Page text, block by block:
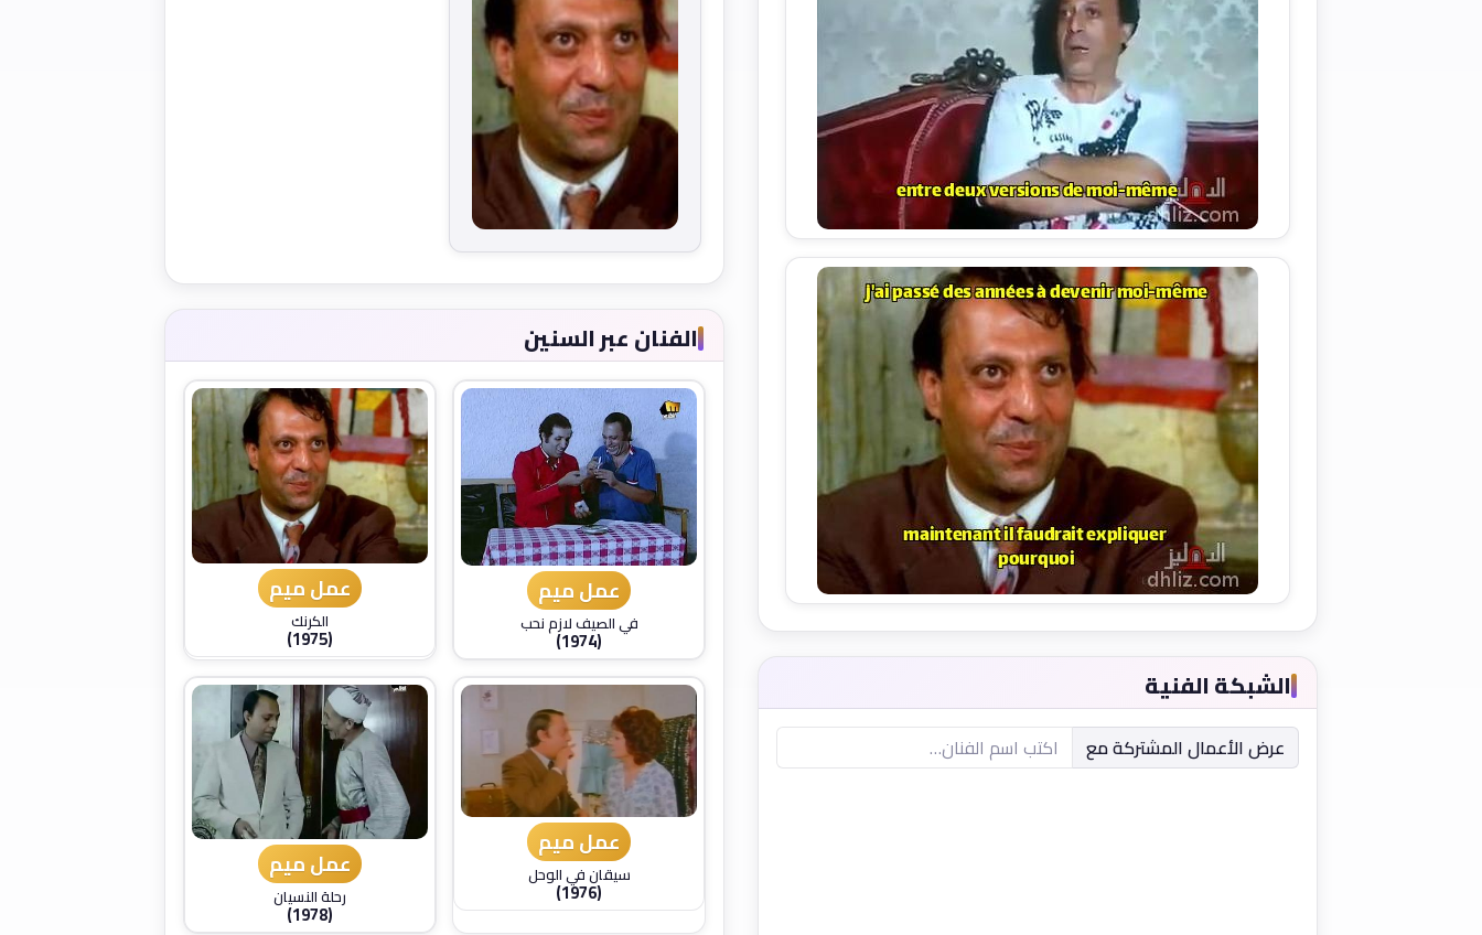
الشبكة الفنية
عرض الأعمال المشتركة مع
الفنان عبر السنين
عمل ميم
في الصيف لازم نحب
(1974)
عمل ميم
الكرنك
(1975)
عمل ميم
سيقان في الوحل
(1976)
عمل ميم
رحلة النسيان
(1978)